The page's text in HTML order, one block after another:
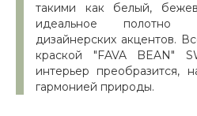
такими как белый,
идеальное полотно
дизайнерских акцентов.
краской "FAVA BEAN"
интерьер преобразится,
гармонией природы.